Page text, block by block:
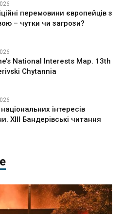
перемовини європейців з
– чутки чи загрози?
National Interests Map. 13th
Chytannia
інтересів
ХІІІ Бандерівські читання